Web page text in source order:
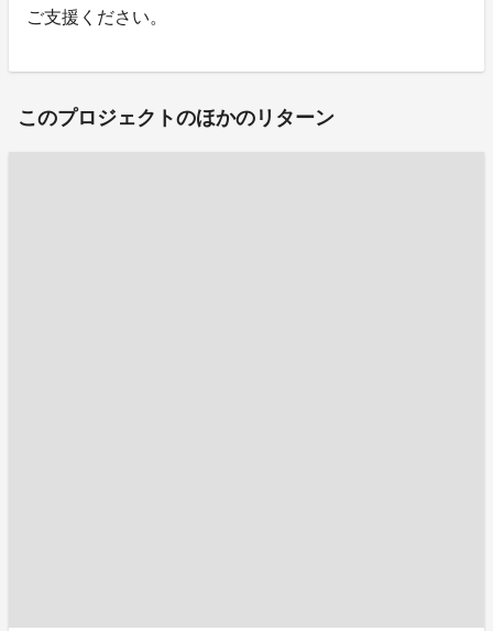
ご支援ください。
このプロジェクトのほかのリターン